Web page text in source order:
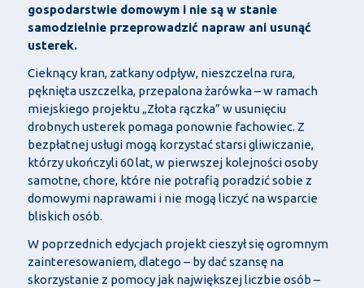
gospodarstwie domowym i nie są w stanie
samodzielnie przeprowadzić napraw ani usunąć
usterek.
Cieknący kran, zatkany odpływ, nieszczelna rura,
pęknięta uszczelka, przepalona żarówka – w ramach
miejskiego projektu „Złota rączka” w usunięciu
drobnych usterek pomaga ponownie fachowiec. Z
bezpłatnej usługi mogą korzystać starsi gliwiczanie,
którzy ukończyli 60 lat, w pierwszej kolejności osoby
samotne, chore, które nie potrafią poradzić sobie z
domowymi naprawami i nie mogą liczyć na wsparcie
bliskich osób.
W poprzednich edycjach projekt cieszył się ogromnym
zainteresowaniem, dlatego – by dać szansę na
skorzystanie z pomocy jak największej liczbie osób –